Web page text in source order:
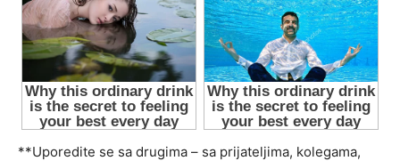
**Uporedite se sa drugima – sa prijateljima, kolegama,